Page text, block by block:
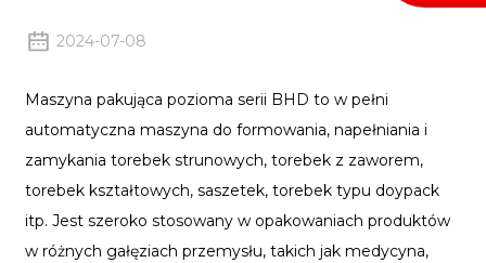
2024-07-08
Maszyna pakująca pozioma serii BHD to w pełni
automatyczna maszyna do formowania, napełniania i
zamykania torebek strunowych, torebek z zaworem,
torebek kształtowych, saszetek, torebek typu doypack
itp. Jest szeroko stosowany w opakowaniach produktów
w różnych gałęziach przemysłu, takich jak medycyna,